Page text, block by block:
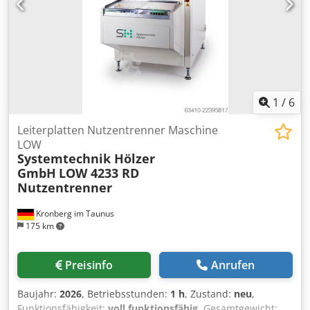
Terminvereinbarung unter Strom besichtigt und getestet
werden. Transport gegen Aufpreis möglich! Die Maschine
wird vor dem Verkauf überprüft. Technische Daten und
Ausstattungen können abweichen. Irrtümer,
Zwischenverkauf und Änderungen vorbehalten. Alle
Angaben ohne Gewähr.
1 / 6
Kronberg im Taunus
175 km
Leiterplatten Nutzentrenner Maschine
LOW
Systemtechnik Hölzer
GmbH LOW 4233 RD
Nutzentrenner
Preisinfo Anrufen
Baujahr: 2026, Betriebsstunden: 1 h, Zustand: neu,